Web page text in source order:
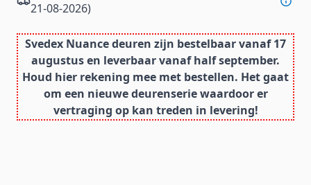
21-08-2026)
Svedex Nuance deuren zijn bestelbaar vanaf 17
augustus en leverbaar vanaf half september.
Houd hier rekening mee met bestellen. Het gaat
om een nieuwe deurenserie waardoor er
vertraging op kan treden in levering!